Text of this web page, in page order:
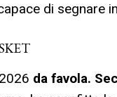
di segnare
da favola.